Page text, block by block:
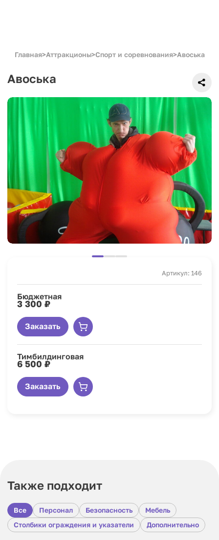
Главная>Аттракционы>Спорт и соревнования>Авоська
Авоська
Артикул: 146
Бюджетная
3 300 ₽
Заказать
Тимбилдинговая
6 500 ₽
Заказать
Также подходит
Все Персонал Безопасность
Мебель
Столбики ограждения и указатели
Дополнительно